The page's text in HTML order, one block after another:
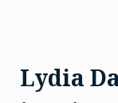
Lydia